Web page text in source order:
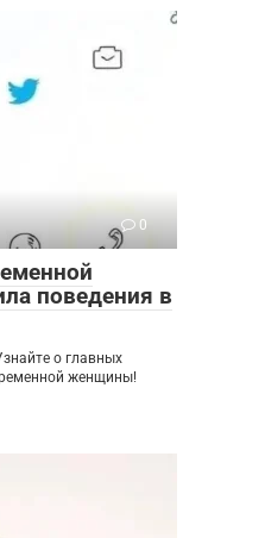
0
поведения в
о главных
женщины!